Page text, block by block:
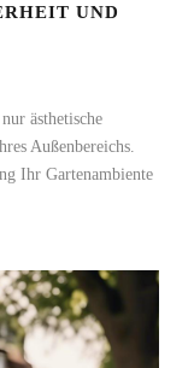
UND
ästhetische
Außenbereichs.
Ihr Gartenambiente